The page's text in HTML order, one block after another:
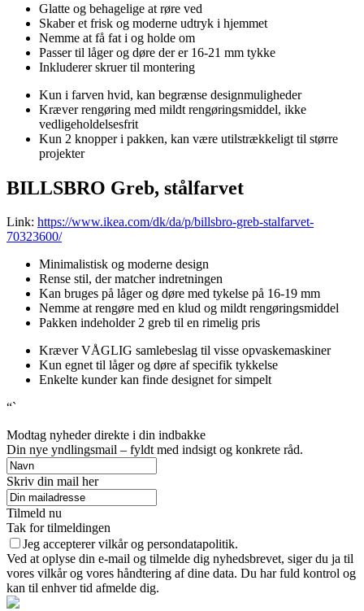
Glatte og behagelige at røre ved
Skaber et frisk og moderne udtryk i hjemmet
Nemme at få fat i og holde om
Passer til låger og døre der er 16-21 mm tykke
Inkluderer skruer til montering
Kun i farven hvid, kan begrænse designmuligheder
Kræver rengøring med mildt rengøringsmiddel, ikke
vedligeholdelsesfrit
Kun 2 knopper i pakken, kan være utilstrækkeligt til større
projekter
BILLSBRO Greb, stålfarvet
Link: https://www.ikea.com/dk/da/p/billsbro-greb-stalfarvet-
70323600/
Minimalistisk og moderne design
Rense stil, der matcher indretningen
Kan bruges på låger og døre med tykelse på 16-19 mm
Nemme at rengøre med en klud og mildt rengøringsmiddel
Pakken indeholder 2 greb til en rimelig pris
Kræver VÅGLIG samlebeslag til visse opvaskemaskiner
Kun egnet til låger og døre af specifik tykkelse
Enkelte kunder kan finde designet for simpelt
“`
Modtag nyheder direkte i din indbakke
Din nye yndlingsmail – fyldt med indsigt og konkrete råd.
Skriv din mail her
Tilmeld nu
Tak for tilmeldingen
Jeg accepterer vilkår og persondatapolitik.
Ved at oplyse din e-mail og tilmelde dig nyhedsbrevet, siger du ja til
vores vilkår og vores håndtering af dine data. Du har fuld kontrol og
kan til enhver tid afmelde dig.